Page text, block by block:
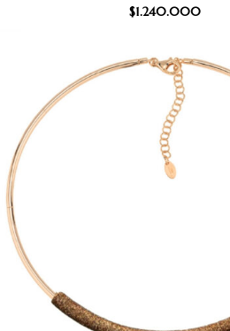
$1.240.000